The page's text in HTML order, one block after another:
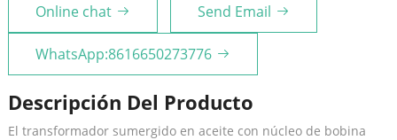
Online chat Send Email
WhatsApp:8616650273776
Descripción Del Producto
El transformador sumergido en aceite con núcleo de bobina